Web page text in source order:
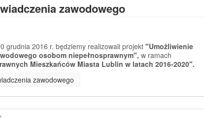
zawodowego
grudnia 2016 r. będziemy realizowali projekt "Umożliwienie
osobom niepełnosprawnym", w ramach
Mieszkańców Miasta Lublin w latach 2016-2020".
zawodowego